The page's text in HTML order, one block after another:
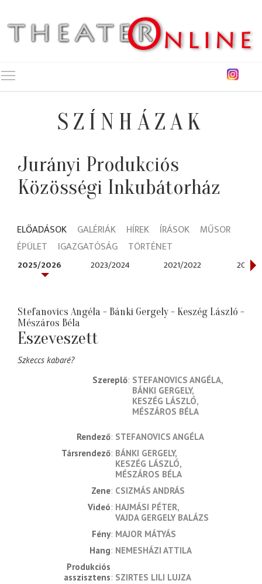
SZÍNHÁZAK
Jurányi Produkciós
Közösségi Inkubátorház
ELŐADÁSOK GALÉRIÁK HÍREK ÍRÁSOK
MŰSOR
ÉPÜLET
IGAZGATÓSÁG TÖRTÉNET
2025/2026 2023/2024 2021/2022 2020/
Stefanovics Angéla - Bánki Gergely - Keszég László -
Mészáros Béla
Eszeveszett
Szkeccs kabaré?
Szereplő STEFANOVICS ANGÉLA
BÁNKI GERGELY
KESZÉG LÁSZLÓ
MÉSZÁROS BÉLA
rendező STEFANOVICS ANGÉLA
társrendező BÁNKI GERGELY
KESZÉG LÁSZLÓ
MÉSZÁROS BÉLA
zene CSIZMÁS ANDRÁS
videó HAJMÁSI PÉTER
VAJDA GERGELY BALÁZS
fény MAJOR MÁTYÁS
hang NEMESHÁZI ATTILA
produkciós
asszisztens SZIRTES LILI LUJZA